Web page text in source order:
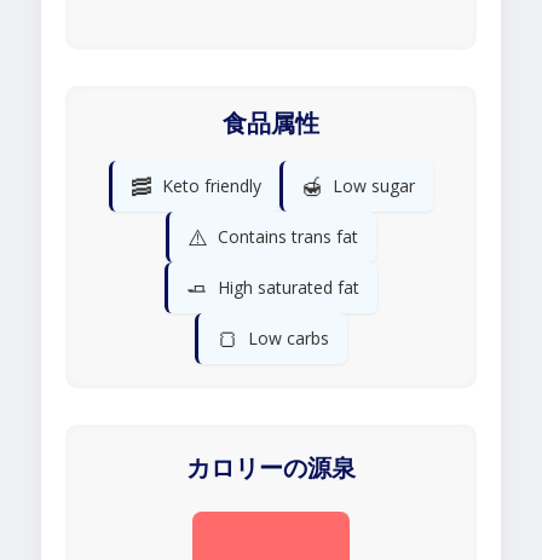
食品属性
🥓 Keto friendly 🍯 Low sugar
⚠️ Contains trans fat
🧈 High saturated fat
🍞 Low carbs
カロリーの源泉